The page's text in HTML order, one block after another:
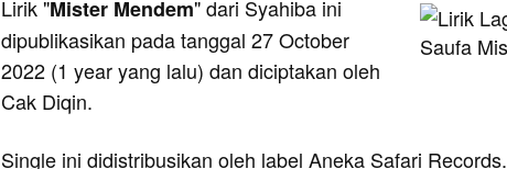
Lirik "Mister Mendem" dari Syahiba ini
dipublikasikan pada tanggal 27 October
2022 (1 year yang lalu) dan diciptakan oleh
Cak Diqin.
Single ini didistribusikan oleh label Aneka Safari Records.